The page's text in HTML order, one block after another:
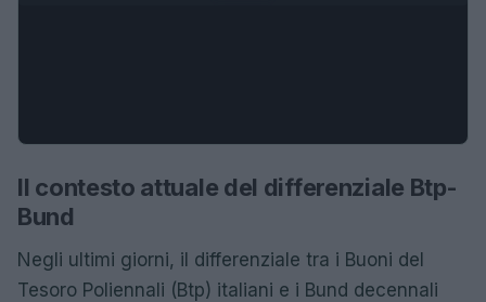
Il contesto attuale del differenziale Btp-
Bund
Negli ultimi giorni, il differenziale tra i Buoni del
Tesoro Poliennali (Btp) italiani e i Bund decennali